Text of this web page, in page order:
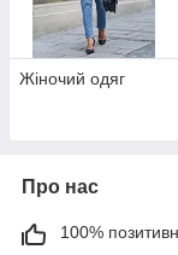
Жіночий одяг
Про нас
100%